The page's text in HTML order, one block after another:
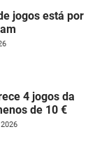
jogos está por
4 jogos da
de 10 €